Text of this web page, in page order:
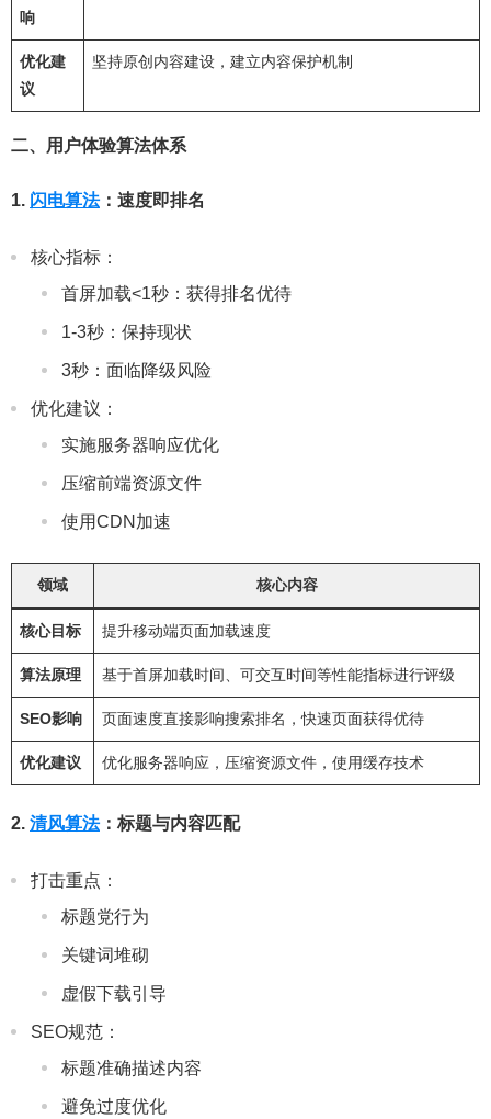
响
优化建
议
坚持原创内容建设，建立内容保护机制
二、用户体验算法体系
1. 闪电算法：速度即排名
核心指标：
首屏加载<1秒：获得排名优待
1-3秒：保持现状
3秒：面临降级风险
优化建议：
实施服务器响应优化
压缩前端资源文件
使用CDN加速
领域 核心内容
核心目标 提升移动端页面加载速度
算法原理 基于首屏加载时间、可交互时间等性能指标进行评级
SEO影响 页面速度直接影响搜索排名，快速页面获得优待
优化建议 优化服务器响应，压缩资源文件，使用缓存技术
2. 清风算法：标题与内容匹配
打击重点：
标题党行为
关键词堆砌
虚假下载引导
SEO规范：
标题准确描述内容
避免过度优化